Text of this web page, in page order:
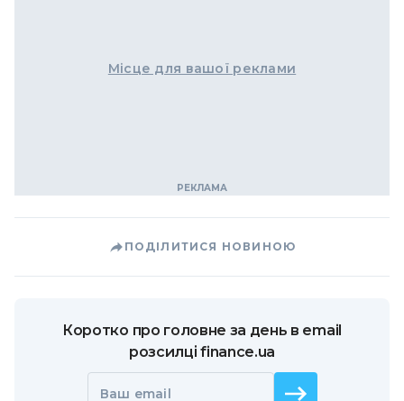
Місце для вашої реклами
ПОДІЛИТИСЯ НОВИНОЮ
Коротко про головне за день в email
розсилці finance.ua
Ваш email